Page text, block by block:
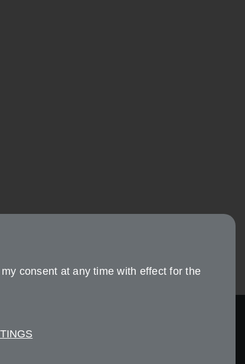
consent at any time with effect for the